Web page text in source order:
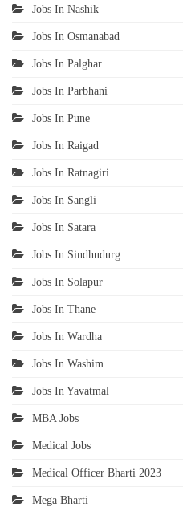
Jobs In Nashik
Jobs In Osmanabad
Jobs In Palghar
Jobs In Parbhani
Jobs In Pune
Jobs In Raigad
Jobs In Ratnagiri
Jobs In Sangli
Jobs In Satara
Jobs In Sindhudurg
Jobs In Solapur
Jobs In Thane
Jobs In Wardha
Jobs In Washim
Jobs In Yavatmal
MBA Jobs
Medical Jobs
Medical Officer Bharti 2023
Mega Bharti